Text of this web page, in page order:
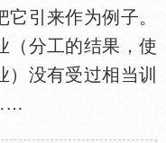
引来作为例子。
（分工的结果，使
没有受过相当训